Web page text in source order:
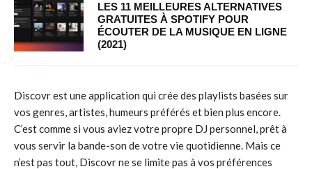
LES 11 MEILLEURES ALTERNATIVES
GRATUITES À SPOTIFY POUR
ÉCOUTER DE LA MUSIQUE EN LIGNE
(2021)
Discovr est une application qui crée des playlists basées sur
vos genres, artistes, humeurs préférés et bien plus encore.
C’est comme si vous aviez votre propre DJ personnel, prêt à
vous servir la bande-son de votre vie quotidienne. Mais ce
n’est pas tout, Discovr ne se limite pas à vos préférences